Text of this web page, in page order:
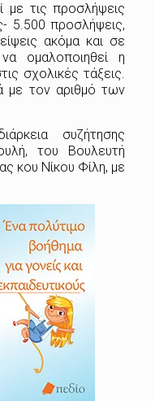
με τις προσλήψεις
5.500 προσλήψεις,
ακόμα και σε
ομαλοποιηθεί η
σχολικές τάξεις.
με τον αριθμό των
συζήτησης
του Βουλευτή
κου Νίκου Φίλη, με